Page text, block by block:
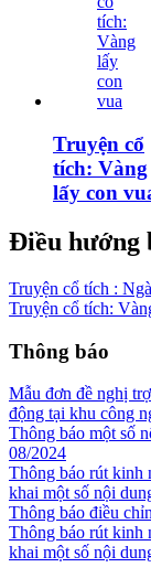
Truyện cổ
tích: Vàng
lấy con
Điều hướng
Truyện cổ tích :
Truyện cổ tích:
Thông báo
Mẫu đơn đề nghị
động tại khu công
Thông báo một số
08/2024
Thông báo rút kinh
khai một số nội
Thông báo điều
Thông báo rút kinh
khai một số nội